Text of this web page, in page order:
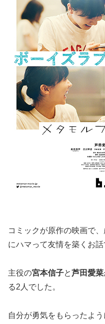
コミックが原作の映画で
にハマって友情を築くお話
主役の宮本信子と芦田愛菜
る2人でした。
自分が勇気をもらったよ